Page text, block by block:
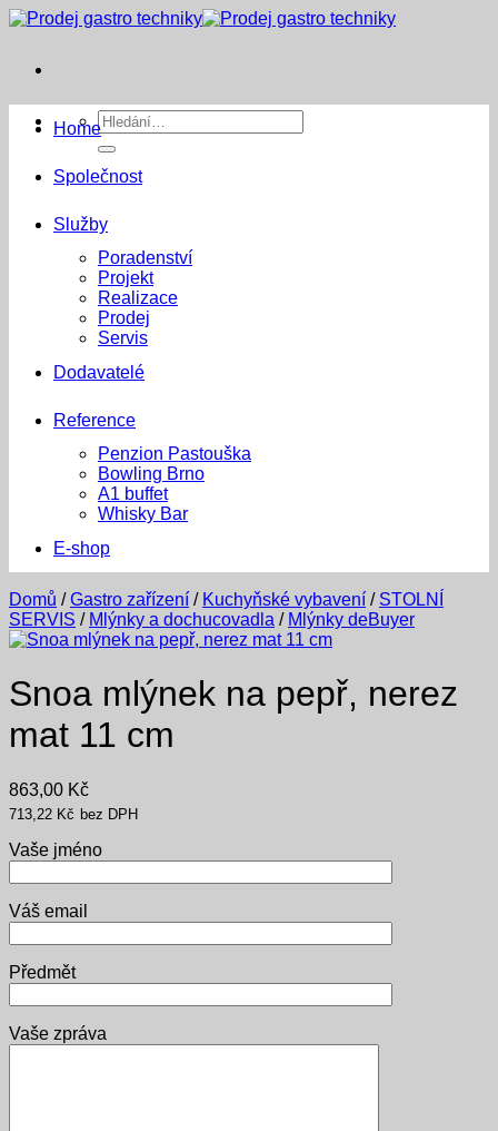
Přeskočit
Hledat:
Home
Společnost
Služby
Poradenství
Projekt
Realizace
Prodej
Servis
Dodavatelé
Reference
Penzion Pastouška
Bowling Brno
A1 buffet
Whisky Bar
E-shop
Domů / Gastro zařízení / Kuchyňské vybavení / STOLNÍ
SERVIS / Mlýnky a dochucovadla / Mlýnky deBuyer
Snoa mlýnek na pepř, nerez
mat 11 cm
863,00 Kč
713,22 Kč bez DPH
Vaše jméno
Váš email
Předmět
Vaše zpráva